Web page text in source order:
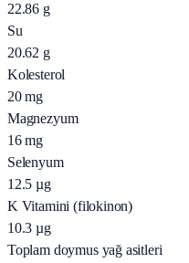
22.86 g
Su
20.62 g
Kolesterol
20 mg
Magnezyum
16 mg
Selenyum
12.5 µg
K Vitamini (filokinon)
10.3 µg
Toplam doymus yağ asitleri